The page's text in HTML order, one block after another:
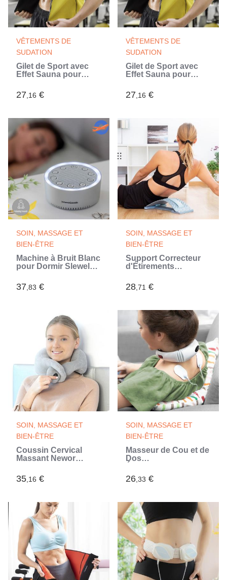
VÊTEMENTS DE
SUDATION
Gilet de Sport avec
Effet Sauna pour
InnovaGoods
27,16 €
VÊTEMENTS DE
SUDATION
Gilet de Sport avec
Effet Sauna pour
InnovaGoods
27,16 €
SOIN, MASSAGE ET
BIEN-ÊTRE
Machine à Bruit Blanc
pour Dormir Slewel
37,83 €
SOIN, MASSAGE ET
BIEN-ÊTRE
Support Correcteur
d'Étirements
de Pression et
Magnétiques Lumport
28,71 €
SOIN, MASSAGE ET
BIEN-ÊTRE
Coussin Cervical
Massant Newor
35,16 €
SOIN, MASSAGE ET
BIEN-ÊTRE
Masseur de Cou et de
Dos
Calmagner
InnovaGoods
26,33 €